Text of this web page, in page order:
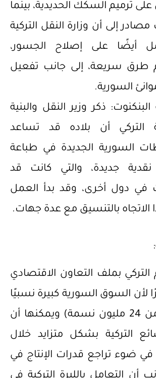
ترميم السكك الحديدية، بينما
إلى أن وزارة النقل التركية
أيضًا على إصلاح الجسور،
طرق سريعة، إلى جانب تفعيل
السورية.
ذكر وزير النقل والبنية
التركي أن بلاده قد تساعد
السورية الجديدة في طباعة
نقدية جديدة، والتي كانت قد
دول أخرى، وقد بدأ العمل
الاتجاه بالتنسيق مع عدة جهات.
:
التركي بملف التعاون الاقتصادي
لأن السوق السورية كبيرة نسبيًا
(مُقدرة بأكثر من 24 مليون نسمة) ويمكنها أن
التركية بشكل متزايد خلال
في ضوء تراجع قدرات الإنتاج في